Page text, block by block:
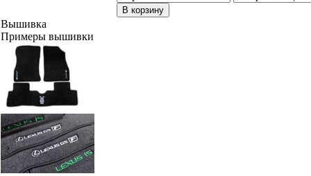
В корзину
Вышивка
Примеры вышивки